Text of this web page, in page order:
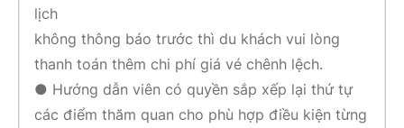
lịch
không thông báo trước thì du khách vui lòng
thanh toán thêm chi phí giá vé chênh lệch.
● Hướng dẫn viên có quyền sắp xếp lại thứ tự
các điểm thăm quan cho phù hợp điều kiện từng